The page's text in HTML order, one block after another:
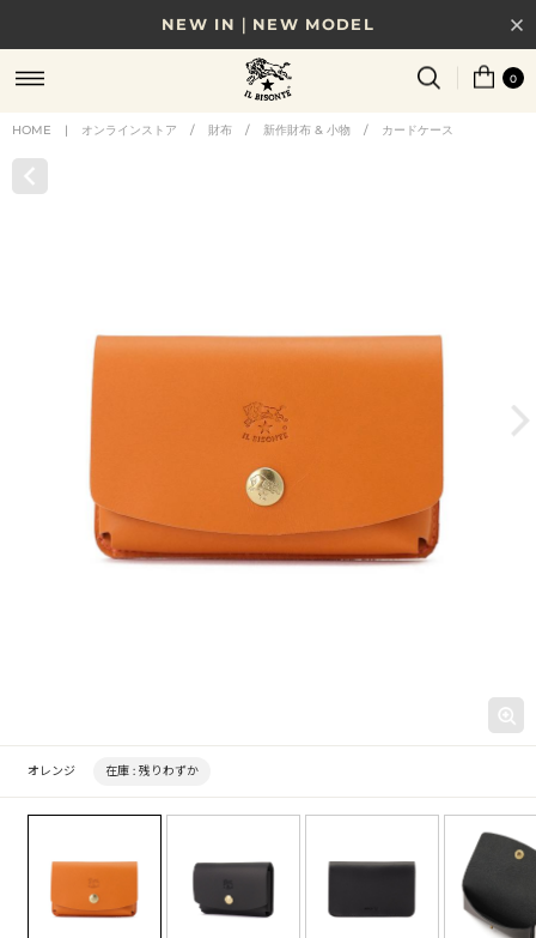
NEW IN｜NEW MODEL
8/17(月)10時まで｜税込11,000円以上で送料無料
贈る相手やシーンから選べる、新しいギフトガイド
0
HOME | オンラインストア / 財布 / 新作財布 & 小物 / カードケース
オレンジ 在庫 : 残りわずか